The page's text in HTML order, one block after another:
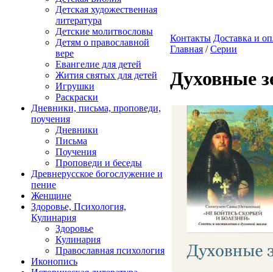
Детская художественная
литература
Детские молитвословы
Детям о православной
вере
Евангелие для детей
Жития святых для детей
Игрушки
Раскраски
Дневники, письма, проповеди,
поучения
Дневники
Письма
Поучения
Проповеди и беседы
Древнерусское богослужение и
пение
Женщине
Здоровье, Психология,
Кулинария
Здоровье
Кулинария
Православная психология
Иконопись
Контакты Доставка и
Главная /Серии
Духовные